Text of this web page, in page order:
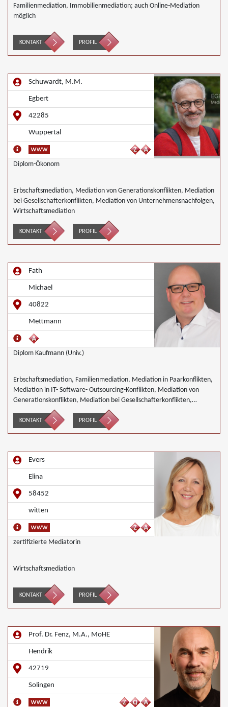
Familienmediation, Immobilienmediation; auch Online-Mediation
möglich
KONTAKT PROFIL
Schuwardt, M.M.
Egbert
42285
Wuppertal
Diplom-Ökonom
Erbschaftsmediation, Mediation von Generationskonflikten, Mediation
bei Gesellschafterkonflikten, Mediation von Unternehmensnachfolgen,
Wirtschaftsmediation
KONTAKT PROFIL
Fath
Michael
40822
Mettmann
Diplom Kaufmann (Univ.)
Erbschaftsmediation, Familienmediation, Mediation in Paarkonflikten,
Mediation in IT- Software- Outsourcing-Konflikten, Mediation von
Generationskonflikten, Mediation bei Gesellschafterkonflikten,
Mediation bei Team- und Gruppenkonflikten, Mediation von
Unternehmensnachfolgen, Nachbarschaftsmediation,
Wirtschaftsmediation
KONTAKT PROFIL
Evers
Elina
58452
witten
zertifizierte Mediatorin
Wirtschaftsmediation
KONTAKT PROFIL
Prof. Dr. Fenz, M.A., MoHE
Hendrik
42719
Solingen